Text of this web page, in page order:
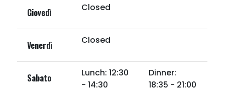
Giovedì Closed
Venerdì Closed
Sabato
Lunch: 12:30
- 14:30
Dinner:
18:35 - 21:00